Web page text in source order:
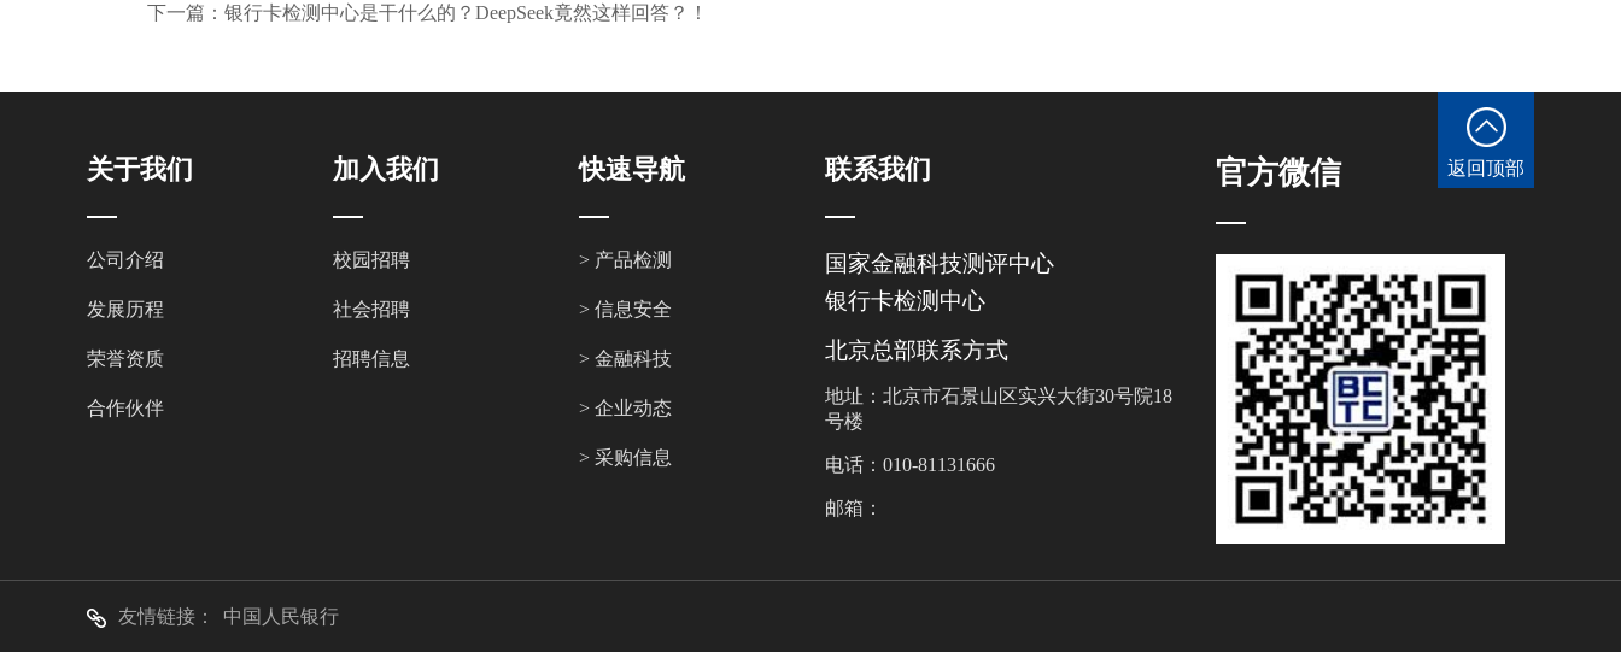
下一篇：银行卡检测中心是干什么的？DeepSeek竟然这样回答？！
返回顶部
关于我们
公司介绍
发展历程
荣誉资质
合作伙伴
加入我们
校园招聘
社会招聘
招聘信息
快速导航
> 产品检测
> 信息安全
> 金融科技
> 企业动态
> 采购信息
联系我们
国家金融科技测评中心
银行卡检测中心
北京总部联系方式
地址：北京市石景山区实兴大街30号院18
号楼
电话：010-81131666
邮箱：
官方微信
友情链接： 中国人民银行